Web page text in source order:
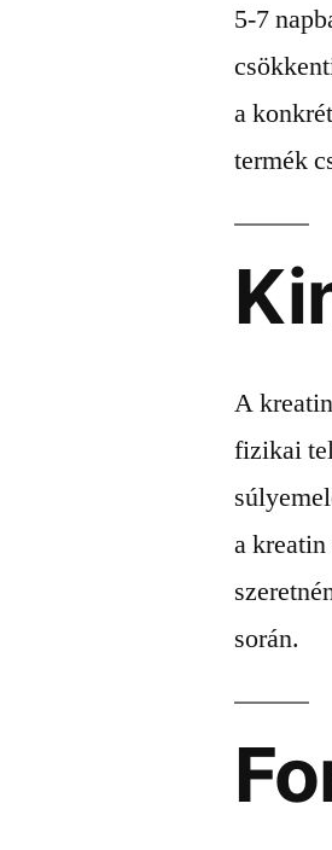
5-7
a
termék
A
fizikai
a
során.